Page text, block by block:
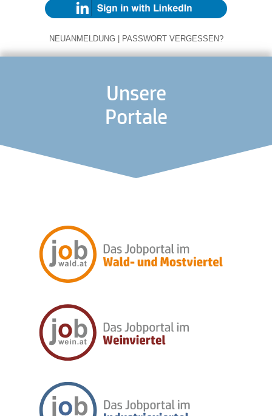
NEUANMELDUNG | PASSWORT VERGESSEN?
Unsere
Portale